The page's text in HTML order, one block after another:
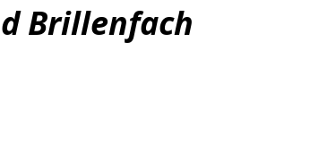
Brillenfach